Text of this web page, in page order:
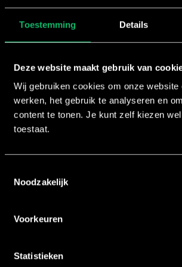
Toestemming Details
Deze website maakt gebruik van
Wij gebruiken cookies om onze website
werken, het gebruik te analyseren en
content te tonen. Je kunt zelf kiezen
toestaat.
Noodzakelijk
Voorkeuren
Statistieken
SclptCycle®
SclptCycle is de nieuwste,
energieke cycling training die niet